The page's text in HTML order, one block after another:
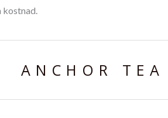
kostnad.
ANCHOR TEA